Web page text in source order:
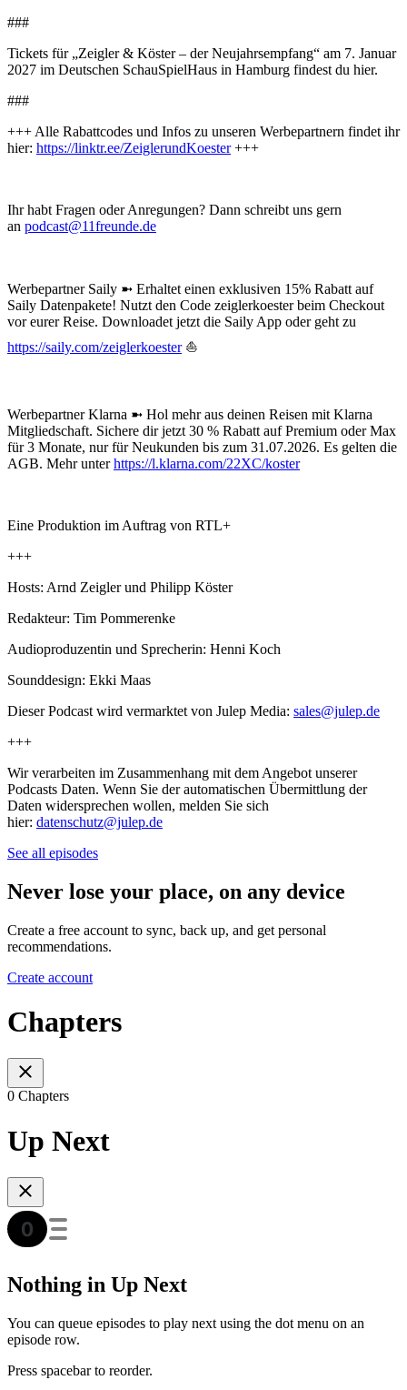
###
Tickets für „Zeigler & Köster – der Neujahrsempfang“ am 7. Januar
2027 im Deutschen SchauSpielHaus in Hamburg findest du hier.
###
+++ Alle Rabattcodes und Infos zu unseren Werbepartnern findet ihr
hier: https://linktr.ee/ZeiglerundKoester+++
Ihr habt Fragen oder Anregungen? Dann schreibt uns gern
an podcast@11freunde.de
Werbepartner Saily ➼ Erhaltet einen exklusiven 15% Rabatt auf
Saily Datenpakete! Nutzt den Code zeiglerkoester beim Checkout
vor eurer Reise. Downloadet jetzt die Saily App oder geht zu
https://saily.com/zeiglerkoester⛵
Werbepartner Klarna ➼ Hol mehr aus deinen Reisen mit Klarna
Mitgliedschaft. Sichere dir jetzt 30 % Rabatt auf Premium oder Max
für 3 Monate, nur für Neukunden bis zum 31.07.2026. Es gelten die
AGB. Mehr unterhttps://l.klarna.com/22XC/koster
Eine Produktion im Auftrag von RTL+
+++
Hosts: Arnd Zeigler und Philipp Köster
Redakteur: Tim Pommerenke
Audioproduzentin und Sprecherin: Henni Koch
Sounddesign: Ekki Maas
Dieser Podcast wird vermarktet von Julep Media: sales@julep.de
+++
Wir verarbeiten im Zusammenhang mit dem Angebot unserer
Podcasts Daten. Wenn Sie der automatischen Übermittlung der
Daten widersprechen wollen, melden Sie sich
hier: datenschutz@julep.de
See all episodes
Never lose your place, on any device
Create a free account to sync, back up, and get personal
recommendations.
Create account
Chapters
0 Chapters
Up Next
Nothing in Up Next
You can queue episodes to play next using the dot menu on an
episode row.
Press spacebar to reorder.